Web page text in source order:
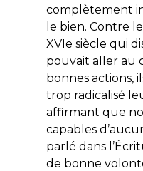
complètement
le bien. Contre
XVIe siècle qui
pouvait aller au
bonnes actions,
trop radicalisé
affirmant que
capables
parlé dans
de bonne